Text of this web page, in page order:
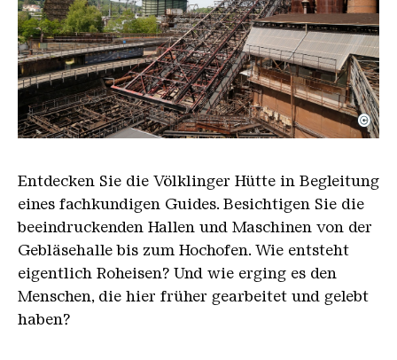
Der Erzschrägaufzug der Völklinger Hütte mit
Copyright: Weltkulturerbe Völklinger Hütte | Karl
©
Entdecken Sie die Völklinger Hütte in Begleitung
eines fachkundigen Guides. Besichtigen Sie die
beeindruckenden Hallen und Maschinen von der
Gebläsehalle bis zum Hochofen. Wie entsteht
eigentlich Roheisen? Und wie erging es den
Menschen, die hier früher gearbeitet und gelebt
haben?